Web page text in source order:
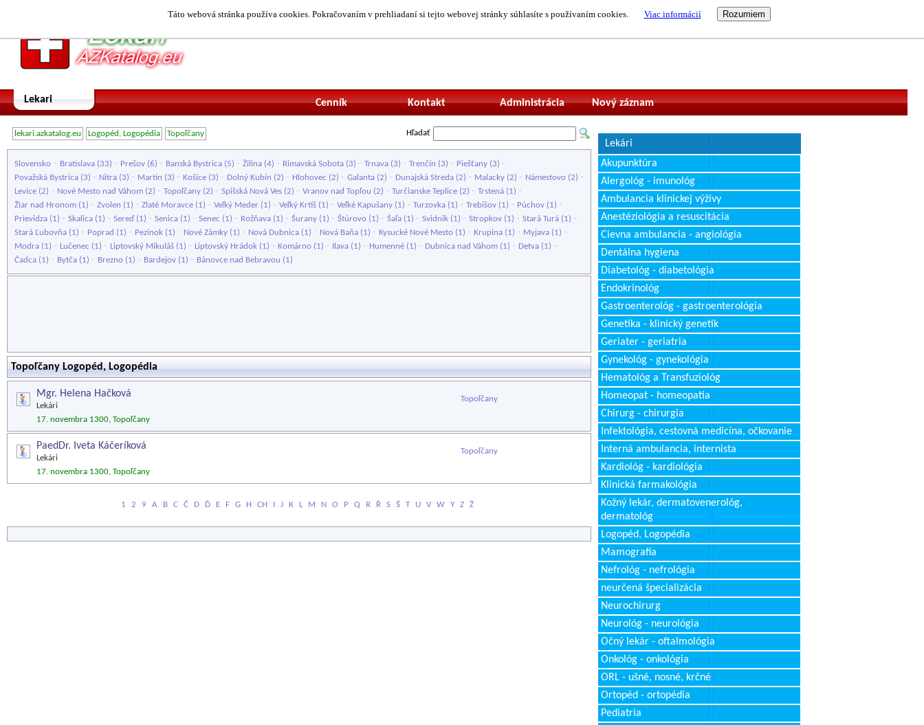
Táto webová stránka používa cookies. Pokračovaním v prehliadaní si tejto webovej stránky súhlasíte s používaním cookies. Viac informácií
Lekari Nový záznam
Administrácia
Kontakt
Cenník
lekari.azkatalog.eu Logopéd, Logopédia Topoľčany Hľadať
Slovensko - Bratislava (33) - Prešov (6) - Banská Bystrica (5) - Žilina (4) - Rimavská Sobota (3) - Trnava (3) - Trenčín (3) - Piešťany (3) -
Považská Bystrica (3) - Nitra (3) - Martin (3) - Košice (3) - Dolný Kubín (2) - Hlohovec (2) - Galanta (2) - Dunajská Streda (2) - Malacky (2) - Námestovo (2) -
Levice (2) - Nové Mesto nad Váhom (2) - Topoľčany (2) - Spišská Nová Ves (2) - Vranov nad Topľou (2) - Turčianske Teplice (2) - Trstená (1) -
Žiar nad Hronom (1) - Zvolen (1) - Zlaté Moravce (1) - Veľký Meder (1) - Veľký Krtíš (1) - Veľké Kapušany (1) - Turzovka (1) - Trebišov (1) - Púchov (1) -
Prievidza (1) - Skalica (1) - Sereď(1) - Senica (1) - Senec (1) - Rožňava (1) - Šurany (1) - Štúrovo (1) - Šaľa (1) - Svidník (1) - Stropkov (1) - Stará Turá (1) -
Stará Ľubovňa (1) - Poprad (1) - Pezinok (1) - Nové Zámky (1) - Nová Dubnica (1) - Nová Baňa (1) - Kysucké Nové Mesto (1) - Krupina (1) - Myjava (1) -
Modra (1) - Lučenec (1) - Liptovský Mikuláš (1) - Liptovský Hrádok (1) - Komárno (1) - Ilava (1) - Humenné (1) - Dubnica nad Váhom (1) - Detva (1) -
Čadca (1) - Bytča (1) - Brezno (1) - Bardejov (1) - Bánovce nad Bebravou (1)
Topoľčany Logopéd, Logopédia
Mgr. Helena Hačková
Lekári
Topoľčany
17. novembra 1300, Topoľčany
PaedDr. Iveta Káčeríková
Lekári
Topoľčany
17. novembra 1300, Topoľčany
1 2 9 A B C Č D Ď E F G H CH I J K L M N O P Q R Ř S Š T U V W Y Z Ž
Lekári
Akupunktúra
Alergológ - imunológ
Ambulancia klinickej výživy
Anestéziológia a resuscitácia
Cievna ambulancia - angiológia
Dentálna hygiena
Diabetológ - diabetológia
Endokrinológ
Gastroenterológ - gastroenterológia
Genetika - klinický genetik
Geriater - geriatria
Gynekológ - gynekológia
Hematológ a Transfuziológ
Homeopat - homeopatia
Chirurg - chirurgia
Infektológia, cestovná medicína, očkovanie
Interná ambulancia, internista
Kardiológ - kardiológia
Klinická farmakológia
Kožný lekár, dermatovenerológ,
dermatológ
Logopéd, Logopédia
Mamografia
Nefrológ - nefrológia
neurčená špecializácia
Neurochirurg
Neurológ - neurológia
Očný lekár - oftalmológia
Onkológ - onkológia
ORL - ušné, nosné, krčné
Ortopéd - ortopédia
Pediatria